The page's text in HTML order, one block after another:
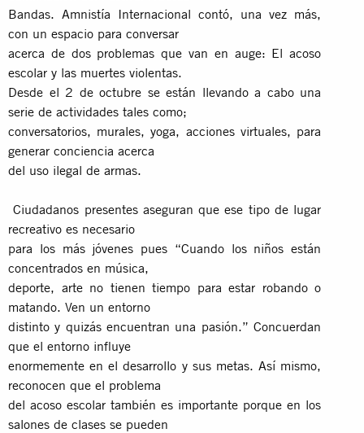
Bandas. Amnistía Internacional contó, una vez más,
con un espacio para conversar
acerca de dos problemas que van en auge: El acoso
escolar y las muertes violentas.
Desde el 2 de octubre se están llevando a cabo una
serie de actividades tales como;
conversatorios, murales, yoga, acciones virtuales, para
generar conciencia acerca
del uso ilegal de armas.
Ciudadanos presentes aseguran que ese tipo de lugar
recreativo es necesario
para los más jóvenes pues “Cuando los niños están
concentrados en música,
deporte, arte no tienen tiempo para estar robando o
matando. Ven un entorno
distinto y quizás encuentran una pasión.” Concuerdan
que el entorno influye
enormemente en el desarrollo y sus metas. Así mismo,
reconocen que el problema
del acoso escolar también es importante porque en los
salones de clases se pueden